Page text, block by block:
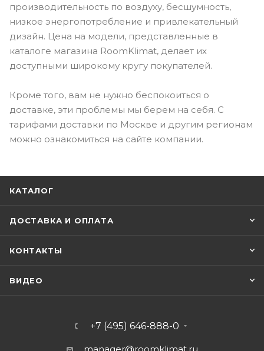
производительность по воздуху, бесшумность,
низкое энергопотребление и привлекательный
дизайн. Цена на модели, представленные в
каталоге магазина RoomKlimat, делает их
доступными широкому кругу покупателей.
Кроме того, вам не нужно беспокоиться о
доставке, эти проблемы мы берем на себя. С
тарифами доставки по Москве и другим регионам
можно ознакомиться на сайте компании.
КАТАЛОГ
ДОСТАВКА И ОПЛАТА
КОНТАКТЫ
ВИДЕО
+7 (495) 646-888-0